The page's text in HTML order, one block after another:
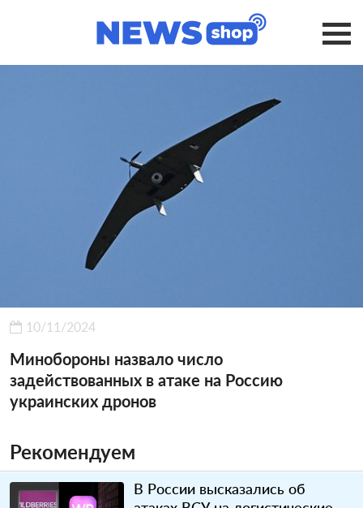
10/11/2024
Минобороны назвало число
задействованных в атаке на Россию
украинских дронов
Рекомендуем
В России высказались об